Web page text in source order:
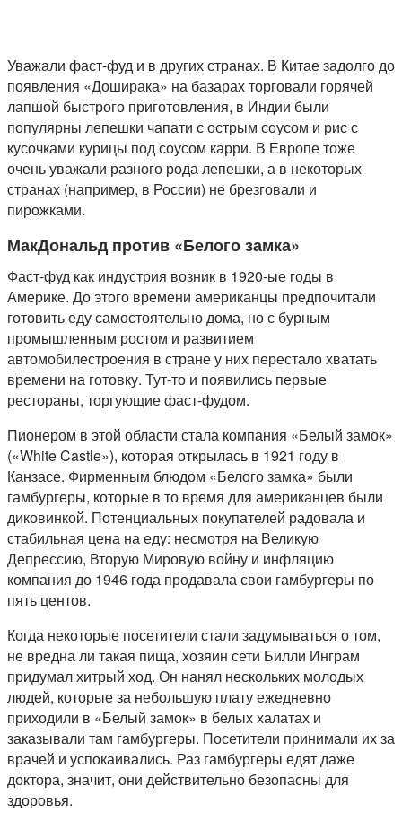
Уважали фаст-фуд и в других странах. В Китае задолго до
появления «Доширака» на базарах торговали горячей
лапшой быстрого приготовления, в Индии были
популярны лепешки чапати с острым соусом и рис с
кусочками курицы под соусом карри. В Европе тоже
очень уважали разного рода лепешки, а в некоторых
странах (например, в России) не брезговали и
пирожками.
МакДональд против «Белого замка»
Фаст-фуд как индустрия возник в 1920-ые годы в
Америке. До этого времени американцы предпочитали
готовить еду самостоятельно дома, но с бурным
промышленным ростом и развитием
автомобилестроения в стране у них перестало хватать
времени на готовку. Тут-то и появились первые
рестораны, торгующие фаст-фудом.
Пионером в этой области стала компания «Белый замок»
(«White Castle»), которая открылась в 1921 году в
Канзасе. Фирменным блюдом «Белого замка» были
гамбургеры, которые в то время для американцев были
диковинкой. Потенциальных покупателей радовала и
стабильная цена на еду: несмотря на Великую
Депрессию, Вторую Мировую войну и инфляцию
компания до 1946 года продавала свои гамбургеры по
пять центов.
Когда некоторые посетители стали задумываться о том,
не вредна ли такая пища, хозяин сети Билли Инграм
придумал хитрый ход. Он нанял нескольких молодых
людей, которые за небольшую плату ежедневно
приходили в «Белый замок» в белых халатах и
заказывали там гамбургеры. Посетители принимали их за
врачей и успокаивались. Раз гамбургеры едят даже
доктора, значит, они действительно безопасны для
здоровья.